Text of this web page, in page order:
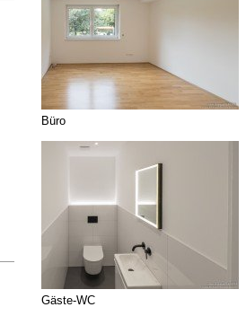
Büro
Gäste-WC